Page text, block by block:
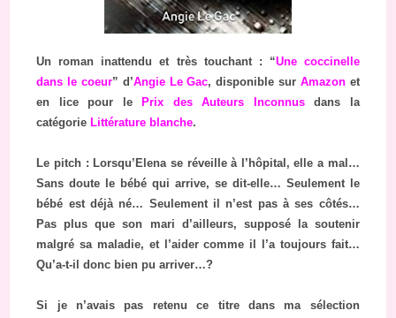
Un roman inattendu et très touchant : “Une coccinelle
dans le coeur” d’Angie Le Gac, disponible sur Amazonet
en lice pour le
Prix des Auteurs Inconnusdans la
catégorie Littérature blanche.
Le pitch : Lorsqu’Elena se réveille à l’hôpital, elle a mal…
Sans doute le bébé qui arrive, se dit-elle… Seulement le
bébé est déjà né… Seulement il n’est pas à ses côtés…
Pas plus que son mari d’ailleurs, supposé la soutenir
malgré sa maladie, et l’aider comme il l’a toujours fait…
Qu’a-t-il donc bien pu arriver…?
Si je n’avais pas retenu ce titre dans ma sélection